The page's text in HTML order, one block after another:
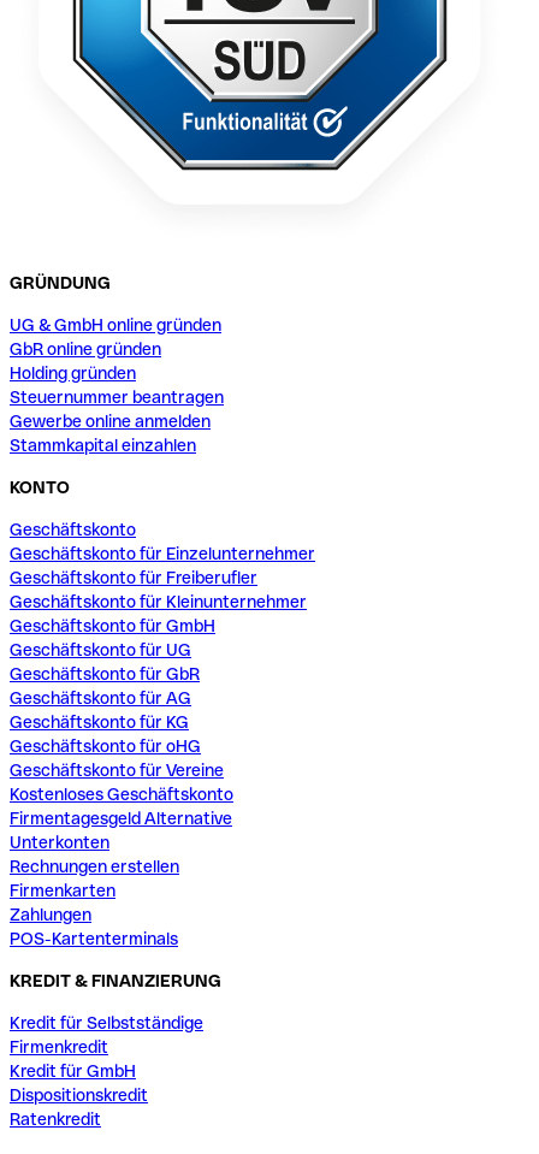
GRÜNDUNG
UG & GmbH online gründen
GbR online gründen
Holding gründen
Steuernummer beantragen
Gewerbe online anmelden
Stammkapital einzahlen
KONTO
Geschäftskonto
Geschäftskonto für Einzelunternehmer
Geschäftskonto für Freiberufler
Geschäftskonto für Kleinunternehmer
Geschäftskonto für GmbH
Geschäftskonto für UG
Geschäftskonto für GbR
Geschäftskonto für AG
Geschäftskonto für KG
Geschäftskonto für oHG
Geschäftskonto für Vereine
Kostenloses Geschäftskonto
Firmentagesgeld Alternative
Unterkonten
Rechnungen erstellen
Firmenkarten
Zahlungen
POS-Kartenterminals
KREDIT & FINANZIERUNG
Kredit für Selbstständige
Firmenkredit
Kredit für GmbH
Dispositionskredit
Ratenkredit